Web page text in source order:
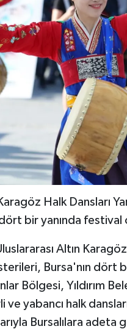
Halk Dansları
bir yanında festival
Altın Karagöz
Bursa'nın dört
Bölgesi, Yıldırım
ve yabancı halk
Bursalılara adeta